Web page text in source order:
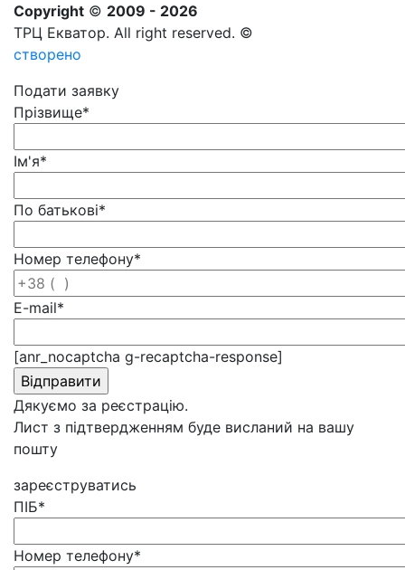
Copyright © 2009 - 2026
ТРЦ Екватор. All right reserved. ©
створено
Подати заявку
Прізвище*
Ім'я*
По батькові*
Номер телефону*
E-mail*
[anr_nocaptcha g-recaptcha-response]
Дякуємо за реєстрацію.
Лист з підтвердженням буде висланий на вашу
пошту
зареєструватись
ПІБ*
Номер телефону*